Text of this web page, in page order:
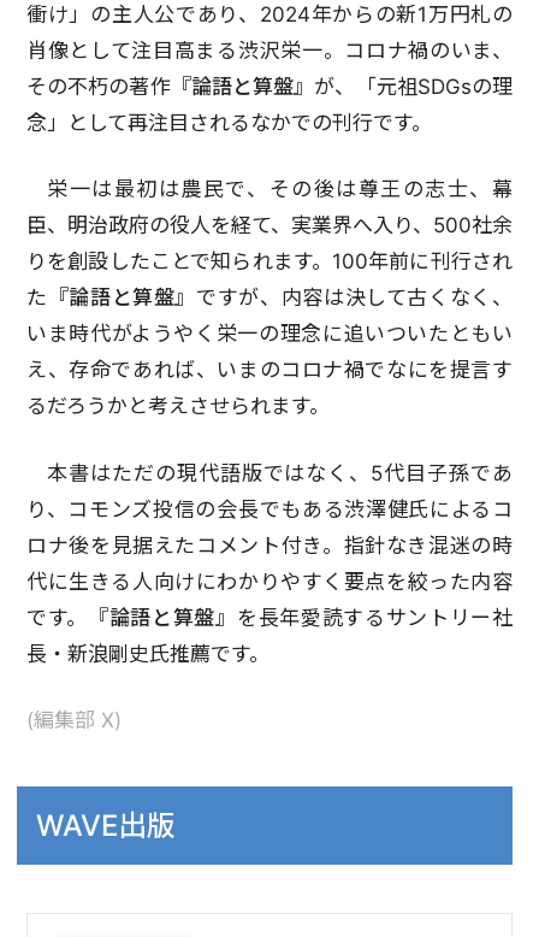
衝け」の主人公であり、2024年からの新1万円札の
肖像として注目高まる渋沢栄一。コロナ禍のいま、
その不朽の著作『論語と算盤』 が、「元祖SDGsの理
念」として再注目されるなかでの刊行です。
栄一は最初は農民で、その後は尊王の志士、幕
臣、明治政府の役人を経て、実業界へ入り、500社余
りを創設したことで知られます。100年前に刊行され
た 『論語と算盤』 ですが、内容は決して古くなく、
いま時代がようやく栄一の理念に追いついたともい
え、存命であれば、いまのコロナ禍でなにを提言す
るだろうかと考えさせられます。
本書はただの現代語版ではなく、5代目子孫であ
り、コモンズ投信の会長でもある渋澤健氏によるコ
ロナ後を見据えたコメント付き。指針なき混迷の時
代に生きる人向けにわかりやすく要点を絞った内容
です。
『論語と算盤』 を長年愛読するサントリー社
長・新浪剛史氏推薦です。
(編集部 X)
WAVE出版